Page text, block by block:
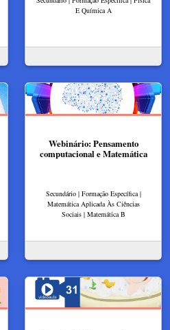
E Química A
Webinário: Pensamento
computacional e Matemática
Secundário | Formação Específica |
Matemática Aplicada Às Ciências
Sociais | Matemática B